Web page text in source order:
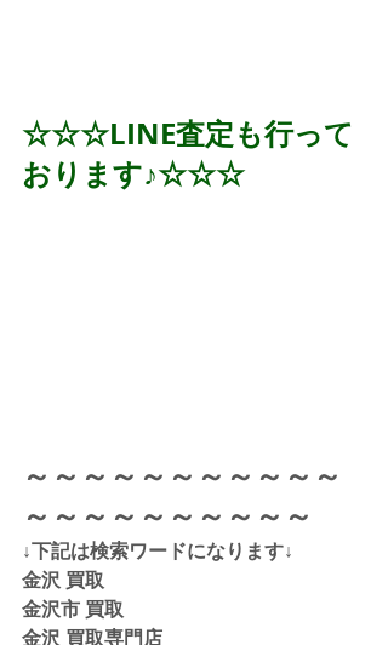
☆☆☆LINE査定も行って
おります♪☆☆☆
～～～～～～～～～～～
～～～～～～～～～～
↓下記は検索ワードになります↓
金沢 買取
金沢市 買取
金沢 買取専門店